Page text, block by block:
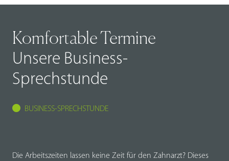
Komfortable Termine
Unsere Business-
Sprechstunde
BUSINESS-SPRECHSTUNDE
Die Arbeitszeiten lassen keine Zeit für den Zahnarzt? Dieses